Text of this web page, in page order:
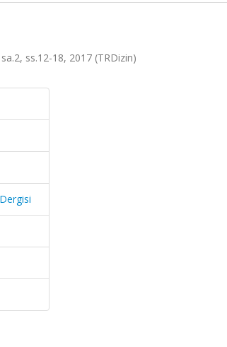
ss.12-18, 2017 (TRDizin)